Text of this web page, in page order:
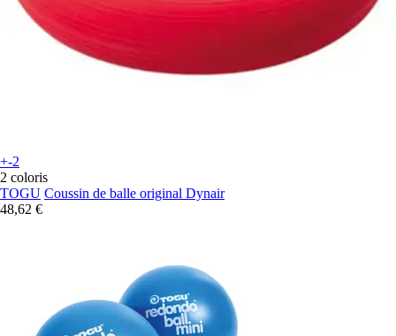
+-2
2 coloris
TOGU Coussin de balle original Dynair
48,62 €